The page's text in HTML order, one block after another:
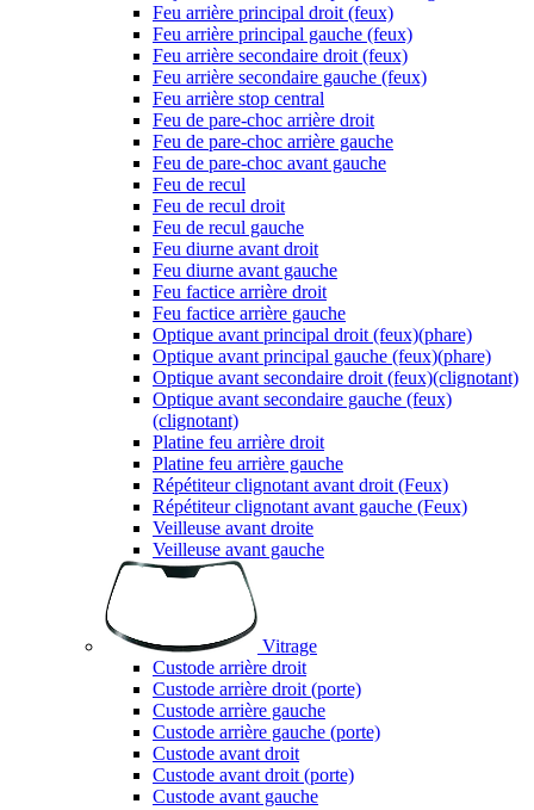
Feu arrière principal droit (feux)
Feu arrière principal gauche (feux)
Feu arrière secondaire droit (feux)
Feu arrière secondaire gauche (feux)
Feu arrière stop central
Feu de pare-choc arrière droit
Feu de pare-choc arrière gauche
Feu de pare-choc avant gauche
Feu de recul
Feu de recul droit
Feu de recul gauche
Feu diurne avant droit
Feu diurne avant gauche
Feu factice arrière droit
Feu factice arrière gauche
Optique avant principal droit (feux)(phare)
Optique avant principal gauche (feux)(phare)
Optique avant secondaire droit (feux)(clignotant)
Optique avant secondaire gauche (feux)
(clignotant)
Platine feu arrière droit
Platine feu arrière gauche
Répétiteur clignotant avant droit (Feux)
Répétiteur clignotant avant gauche (Feux)
Veilleuse avant droite
Veilleuse avant gauche
Vitrage
Custode arrière droit
Custode arrière droit (porte)
Custode arrière gauche
Custode arrière gauche (porte)
Custode avant droit
Custode avant droit (porte)
Custode avant gauche